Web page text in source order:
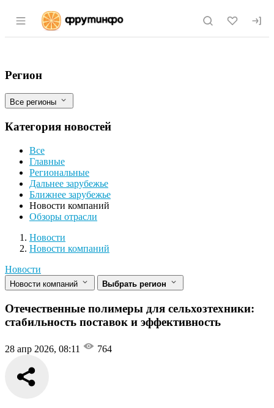
Раздел навигации по сайту fruitinfo.ru
Отечественные полимеры для
Фильтры
Регион
Все регионы
Категория новостей
Все
Главные
Региональные
Дальнее зарубежье
Ближнее зарубежье
Новости компаний
Обзоры отрасли
Новости
Разделы
Новости
Новости компаний
Новости
Новости компаний Выбрать регион
Отечественные полимеры для сельхозтехники:
стабильность поставок и эффективность
28 апр 2026, 08:11 764